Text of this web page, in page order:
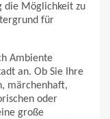
die Möglichkeit zu
für
Ambiente
an. Ob Sie Ihre
märchenhaft,
oder
große